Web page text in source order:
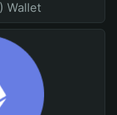
Wallet